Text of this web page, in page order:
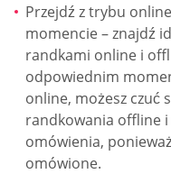
Przejdź z trybu
momencie – znajdź
randkami online i
odpowiednim
online, możesz czuć
randkowania offline
omówienia,
omówione.